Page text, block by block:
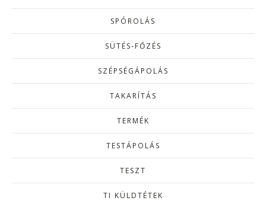
SPÓROLÁS
SÜTÉS-FŐZÉS
SZÉPSÉGÁPOLÁS
TAKARÍTÁS
TERMÉK
TESTÁPOLÁS
TESZT
TI KÜLDTÉTEK